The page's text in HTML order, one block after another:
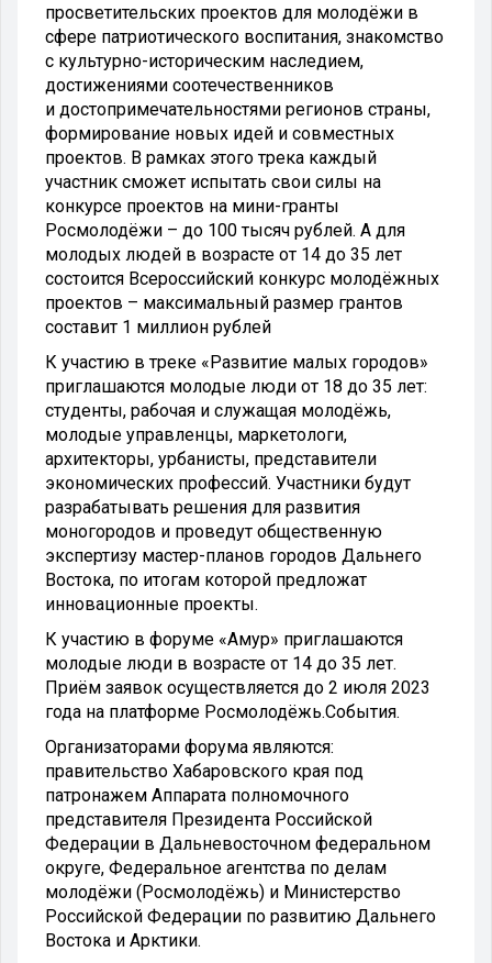
просветительских проектов для молодёжи в
сфере патриотического воспитания, знакомство
с культурно-историческим наследием,
достижениями соотечественников
и достопримечательностями регионов страны,
формирование новых идей и совместных
проектов. В рамках этого трека каждый
участник сможет испытать свои силы на
конкурсе проектов на мини-гранты
Росмолодёжи – до 100 тысяч рублей. А для
молодых людей в возрасте от 14 до 35 лет
состоится Всероссийский конкурс молодёжных
проектов – максимальный размер грантов
составит 1 миллион рублей
К участию в треке «Развитие малых городов»
приглашаются молодые люди от 18 до 35 лет:
студенты, рабочая и служащая молодёжь,
молодые управленцы, маркетологи,
архитекторы, урбанисты, представители
экономических профессий. Участники будут
разрабатывать решения для развития
моногородов и проведут общественную
экспертизу мастер-планов городов Дальнего
Востока, по итогам которой предложат
инновационные проекты.
К участию в форуме «Амур» приглашаются
молодые люди в возрасте от 14 до 35 лет.
Приём заявок осуществляется до 2 июля 2023
года на платформе Росмолодёжь.События.
Организаторами форума являются:
правительство Хабаровского края под
патронажем Аппарата полномочного
представителя Президента Российской
Федерации в Дальневосточном федеральном
округе, Федеральное агентства по делам
молодёжи (Росмолодёжь) и Министерство
Российской Федерации по развитию Дальнего
Востока и Арктики.